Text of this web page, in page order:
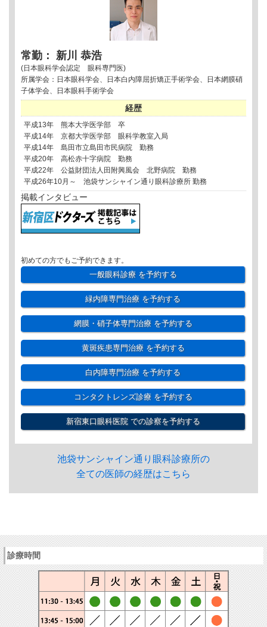
常勤： 新川 恭浩
(日本眼科学会認定 眼科専門医)
所属学会：日本眼科学会、日本白内障屈折矯正手術学会、日本網膜硝
子体学会、日本眼科手術学会
経歴
平成13年 熊本大学医学部 卒
平成14年 京都大学医学部 眼科学教室入局
平成14年 島田市立島田市民病院 勤務
平成20年 高松赤十字病院 勤務
平成22年 公益財団法人田附興風会 北野病院 勤務
平成26年10月～ 池袋サンシャイン通り眼科診療所 勤務
掲載インタビュー
初めての方でもご予約できます。
一般眼科診療を予約する
緑内障専門治療 を予約する
網膜・硝子体専門治療を予約する
黄斑疾患専門治療を予約する
白内障専門治療 を予約する
コンタクトレンズ診療を予約する
新宿東口眼科医院での診察を予約する
池袋サンシャイン通り眼科診療所の
全ての医師の経歴はこちら
診療時間